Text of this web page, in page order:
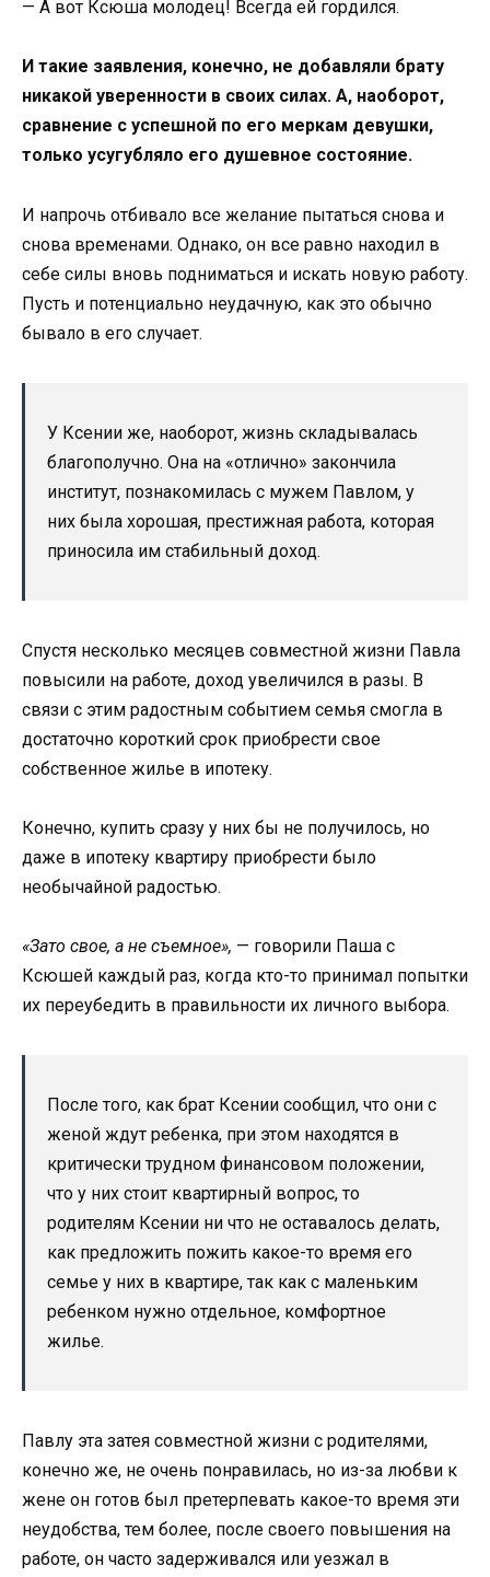
— А вот Ксюша молодец! Всегда ей гордился.
И такие заявления, конечно, не добавляли брату
никакой уверенности в своих силах. А, наоборот,
сравнение с успешной по его меркам девушки,
только усугубляло его душевное состояние.
И напрочь отбивало все желание пытаться снова и
снова временами. Однако, он все равно находил в
себе силы вновь подниматься и искать новую работу.
Пусть и потенциально неудачную, как это обычно
бывало в его случает.
У Ксении же, наоборот, жизнь складывалась
благополучно. Она на «отлично» закончила
институт, познакомилась с мужем Павлом, у
них была хорошая, престижная работа, которая
приносила им стабильный доход.
Спустя несколько месяцев совместной жизни Павла
повысили на работе, доход увеличился в разы. В
связи с этим радостным событием семья смогла в
достаточно короткий срок приобрести свое
собственное жилье в ипотеку.
Конечно, купить сразу у них бы не получилось, но
даже в ипотеку квартиру приобрести было
необычайной радостью.
«Зато свое, а не съемное», — говорили Паша с
Ксюшей каждый раз, когда кто-то принимал попытки
их переубедить в правильности их личного выбора.
После того, как брат Ксении сообщил, что они с
женой ждут ребенка, при этом находятся в
критически трудном финансовом положении,
что у них стоит квартирный вопрос, то
родителям Ксении ни что не оставалось делать,
как предложить пожить какое-то время его
семье у них в квартире, так как с маленьким
ребенком нужно отдельное, комфортное
жилье.
Павлу эта затея совместной жизни с родителями,
конечно же, не очень понравилась, но из-за любви к
жене он готов был претерпевать какое-то время эти
неудобства, тем более, после своего повышения на
работе, он часто задерживался или уезжал в